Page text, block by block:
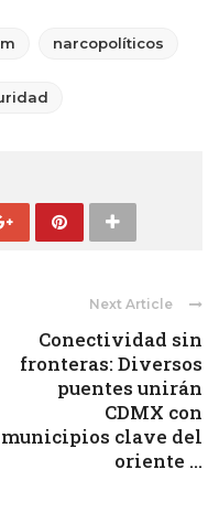
narcopolíticos
Next Article
Conectividad sin
fronteras: Diversos
puentes unirán
CDMX con
municipios clave del
oriente ...